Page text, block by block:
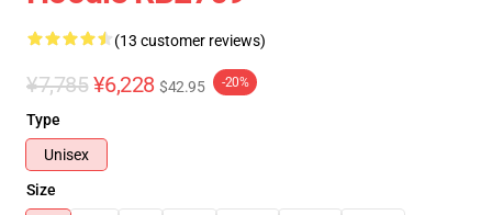
(13 customer reviews)
¥7,785 ¥6,228 $42.95 -20%
Type
Unisex
Size